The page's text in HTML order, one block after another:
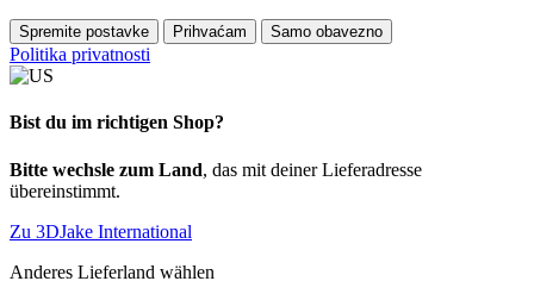
Spremite postavke Prihvaćam Samo obavezno
Politika privatnosti
Bist du im richtigen Shop?
Bitte wechsle zum Land, das mit deiner Lieferadresse
übereinstimmt.
Zu 3DJake International
Anderes Lieferland wählen